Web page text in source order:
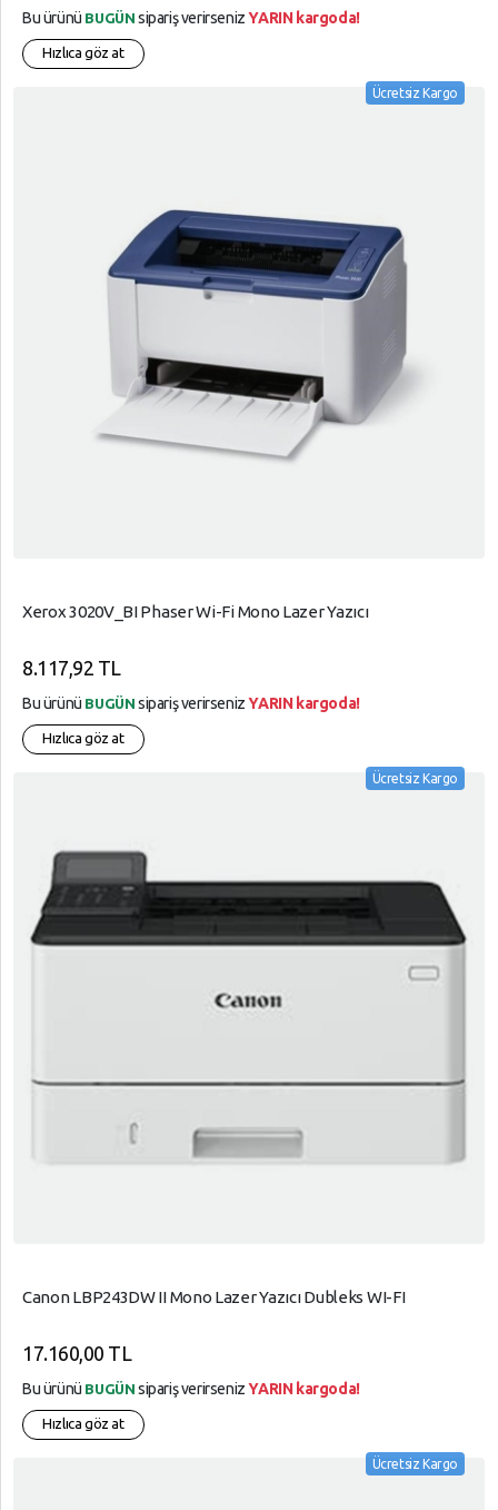
Bu ürünü BUGÜN sipariş verirsenizYARIN kargoda!
Hızlıca göz at
Ücretsiz Kargo
Xerox 3020V_BI Phaser Wi-Fi Mono Lazer Yazıcı
8.117,92 TL
Bu ürünü BUGÜN sipariş verirsenizYARIN kargoda!
Hızlıca göz at
Ücretsiz Kargo
Canon LBP243DW II Mono Lazer Yazıcı Dubleks WI-FI
17.160,00 TL
Bu ürünü BUGÜN sipariş verirsenizYARIN kargoda!
Hızlıca göz at
Ücretsiz Kargo